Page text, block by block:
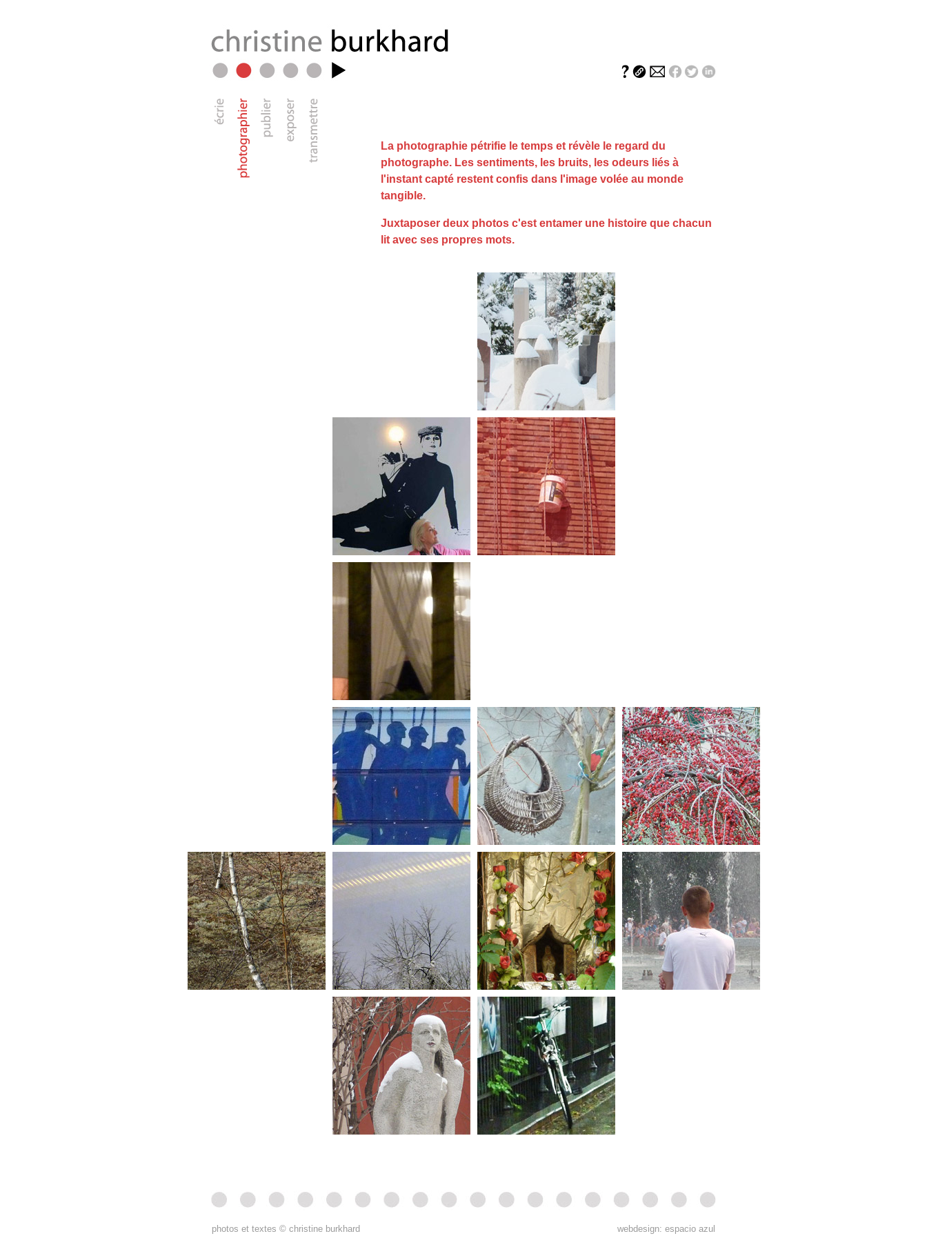
photos et textes © christine burkhard webdesign: espacio azul
La photographie pétrifie le temps et révèle le regard du
photographe. Les sentiments, les bruits, les odeurs liés à
l'instant capté restent confis dans l'image volée au monde
tangible.
Juxtaposer deux photos c'est entamer une histoire que chacun
lit avec ses propres mots.